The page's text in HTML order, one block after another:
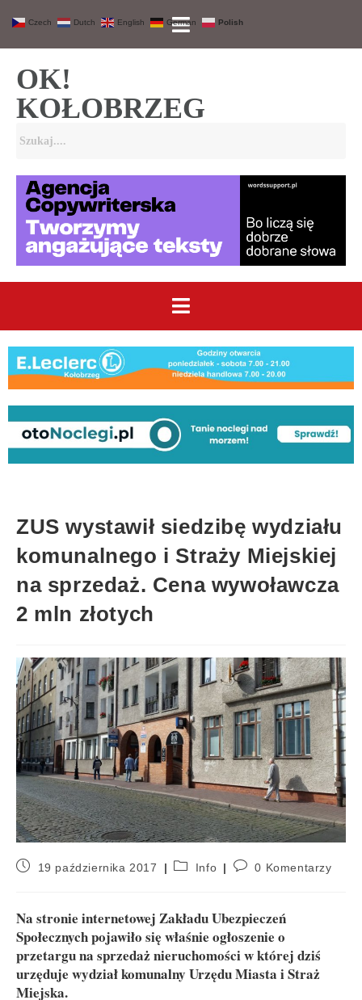
OK!
KOŁOBRZEG
ZUS wystawił siedzibę wydziału
komunalnego i Straży Miejskiej
na sprzedaż. Cena wywoławcza
2 mln złotych
19 października 2017 Info 0 Komentarzy
Na stronie internetowej Zakładu Ubezpieczeń
Społecznych pojawiło się właśnie ogłoszenie o
przetargu na sprzedaż nieruchomości w której dziś
urzęduje wydział komunalny Urzędu Miasta i Straż
Miejska.
Czech Dutch English German Polish